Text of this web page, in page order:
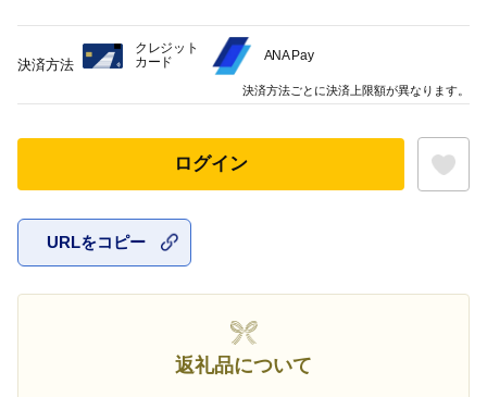
ログイン
URLをコピー
返礼品について
決済方法
クレジット
カード
ANA Pay
決済方法ごとに決済上限額が異なります。